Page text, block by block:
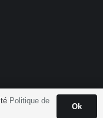
Politique de
Ok